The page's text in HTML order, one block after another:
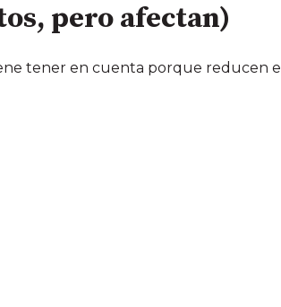
pero afectan)
tener en cuenta porque reducen el